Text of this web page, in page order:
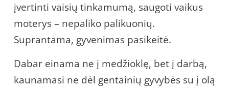
įvertinti vaisių tinkamumą, saugoti vaikus
moterys – nepaliko palikuonių.
Suprantama, gyvenimas pasikeitė.
Dabar einama ne į medžioklę, bet į darbą,
kaunamasi ne dėl gentainių gyvybės su į olą